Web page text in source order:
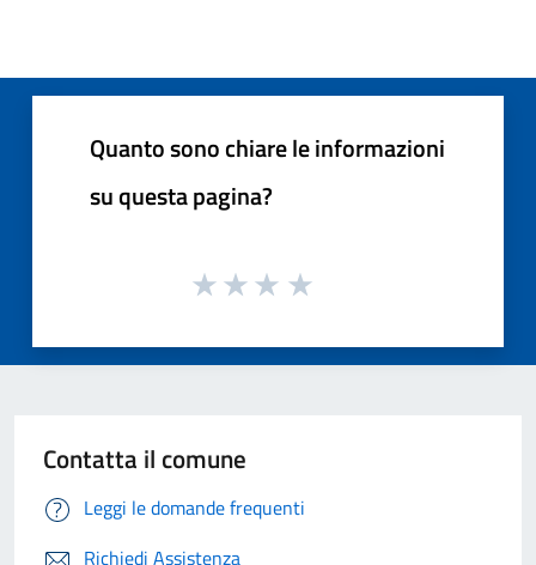
Quanto sono chiare le informazioni
su questa pagina?
Contatta il comune
Leggi le domande frequenti
Richiedi Assistenza